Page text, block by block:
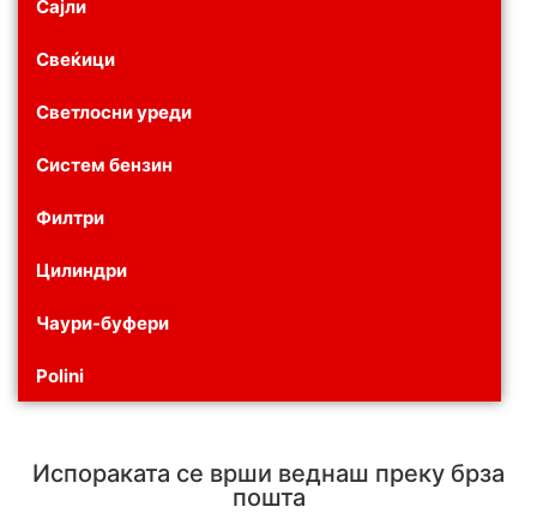
Сајли
Свеќици
Светлосни уреди
Систем бензин
Филтри
Цилиндри
Чаури-буфери
Polini
Испораката се врши веднаш преку брза
пошта